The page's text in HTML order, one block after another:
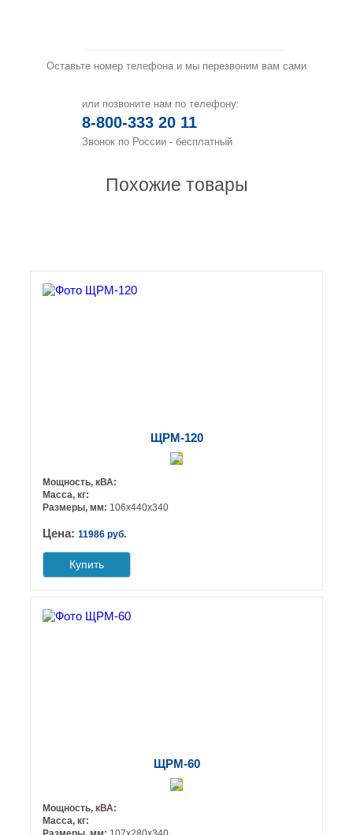
Оставьте номер телефона и мы перезвоним вам сами
или позвоните нам по телефону:
8-800-333 20 11
Звонок по России - бесплатный
Похожие товары
ЩРМ-120
Мощность, кВА:
Масса, кг:
Размеры, мм: 106х440х340
Цена: 11986 руб.
Купить
ЩРМ-60
Мощность, кВА:
Масса, кг: